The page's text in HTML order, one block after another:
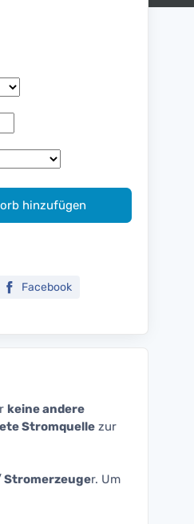
hinzufügen
Facebook
keine andere
Stromquelle zur
r. Um